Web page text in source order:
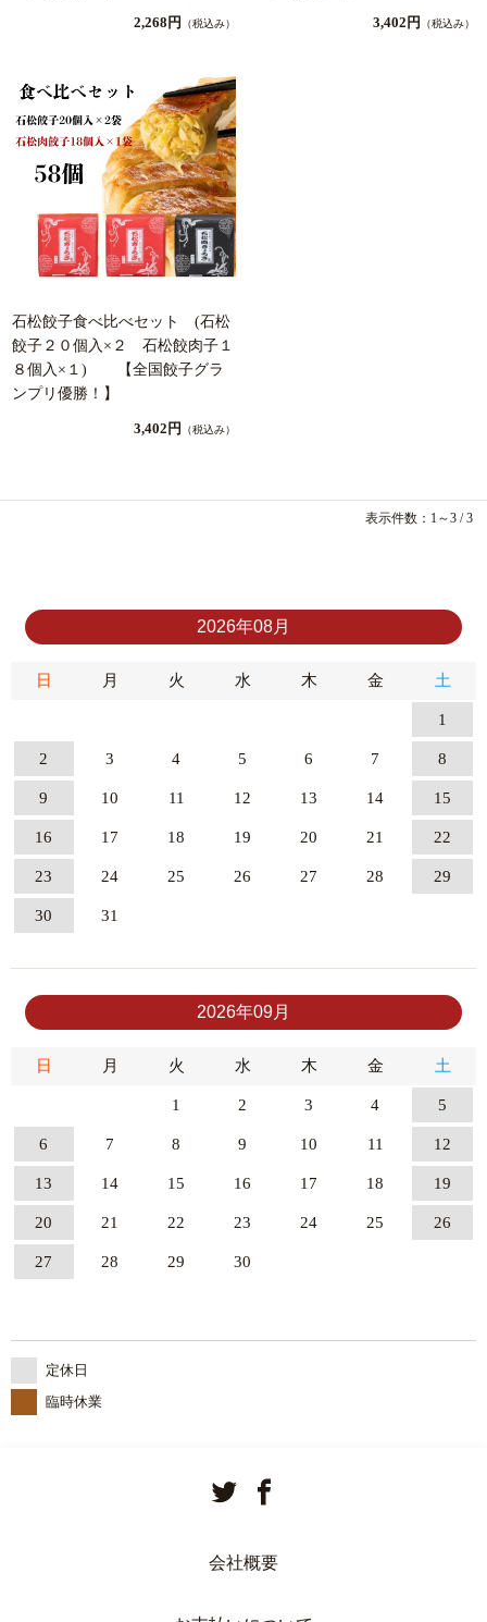
2,268円 （税込み） 3,402円 （税込み）
石松餃子食べ比べセット (石松
餃子２０個入×２ 石松餃肉子１
８個入×１) 【全国餃子グラ
ンプリ優勝！】
3,402円 （税込み）
表示件数：1～3 / 3
2026年08月
日 月 火 水 木 金 土
1
2 3 4 5 6 7 8
9 10 11 12 13 14 15
16 17 18 19 20 21 22
23 24 25 26 27 28 29
30 31
2026年09月
日 月 火 水 木 金 土
1 2 3 4 5
6 7 8 9 10 11 12
13 14 15 16 17 18 19
20 21 22 23 24 25 26
27 28 29 30
定休日
臨時休業
会社概要